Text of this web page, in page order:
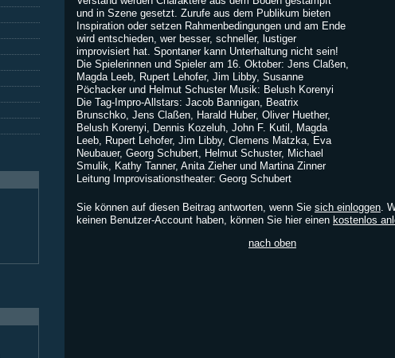
und in Szene gesetzt. Zurufe aus dem Publikum bieten
Inspiration oder setzen Rahmenbedingungen und am Ende
wird entschieden, wer besser, schneller, lustiger
improvisiert hat. Spontaner kann Unterhaltung nicht sein!
Die Spielerinnen und Spieler am 16. Oktober: Jens Claßen,
Magda Leeb, Rupert Lehofer, Jim Libby, Susanne
Pöchacker und Helmut Schuster Musik: Belush Korenyi
Die Tag-Impro-Allstars: Jacob Bannigan, Beatrix
Brunschko, Jens Claßen, Harald Huber, Oliver Huether,
Belush Korenyi, Dennis Kozeluh, John F. Kutil, Magda
Leeb, Rupert Lehofer, Jim Libby, Clemens Matzka, Eva
Neubauer, Georg Schubert, Helmut Schuster, Michael
Smulik, Kathy Tanner, Anita Zieher und Martina Zinner
Leitung Improvisationstheater: Georg Schubert
Sie können auf diesen Beitrag antworten, wenn Sie sich einloggen .
keinen Benutzer-Account haben, können Sie hier einen kostenlos
nach oben